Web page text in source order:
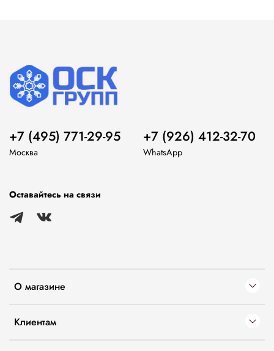
О магазине
Клиентам
+7 (495) 771-29-95
Москва
+7 (926) 412-32-70
WhatsApp
Оставайтесь на связи